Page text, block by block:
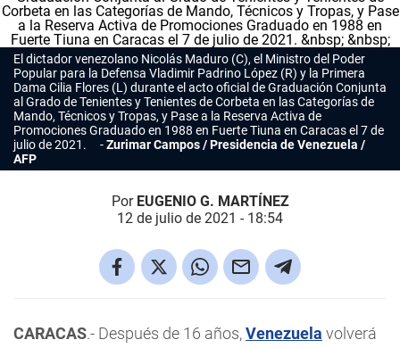
El dictador venezolano Nicolás Maduro (C), el Ministro del Poder
Popular para la Defensa Vladimir Padrino López (R) y la Primera
Dama Cilia Flores (L) durante el acto oficial de Graduación Conjunta
al Grado de Tenientes y Tenientes de Corbeta en las Categorías de
Mando, Técnicos y Tropas, y Pase a la Reserva Activa de
Promociones Graduado en 1988 en Fuerte Tiuna en Caracas el 7 de
julio de 2021.
Zurimar Campos / Presidencia de Venezuela /
AFP
Por EUGENIO G. MARTÍNEZ
12 de julio de 2021 - 18:54
CARACAS.- Después de 16 años,Venezuela volverá